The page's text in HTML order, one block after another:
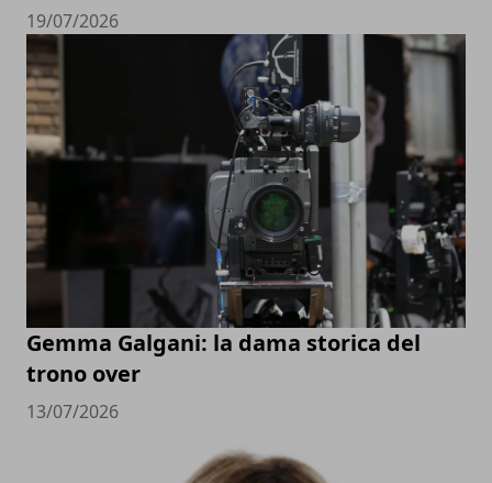
19/07/2026
Gemma Galgani: la dama storica del
trono over
13/07/2026